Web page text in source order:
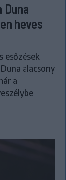
Duna
heves
esőzések
alacsony
a